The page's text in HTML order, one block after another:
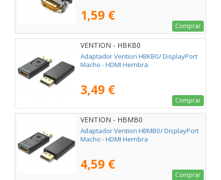
1,59 €
Comprar
VENTION - HBKB0
Adaptador Vention HBKB0/ DisplayPort
Macho - HDMI Hembra
3,49 €
Comprar
VENTION - HBMB0
Adaptador Vention HBMB0/ DisplayPort
Macho - HDMI Hembra
4,59 €
Comprar